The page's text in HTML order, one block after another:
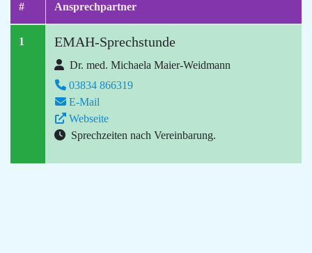
# Ansprechpartner
1 EMAH-Sprechstunde
Dr. med. Michaela Maier-Weidmann
03834 866319
E-Mail
Webseite
Sprechzeiten nach Vereinbarung.